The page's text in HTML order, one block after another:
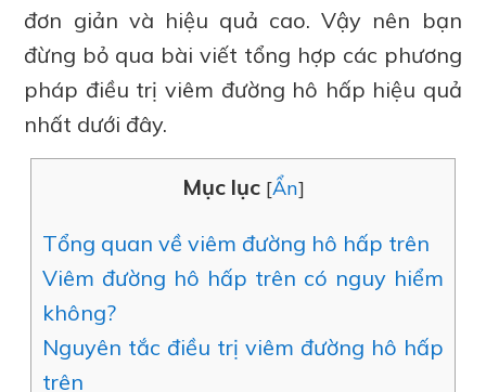
đơn giản và hiệu quả cao. Vậy nên bạn
đừng bỏ qua bài viết tổng hợp các phương
pháp điều trị viêm đường hô hấp hiệu quả
nhất dưới đây.
Mục lục [Ẩn]
Tổng quan về viêm đường hô hấp trên
Viêm đường hô hấp trên có nguy hiểm
không?
Nguyên tắc điều trị viêm đường hô hấp
trên